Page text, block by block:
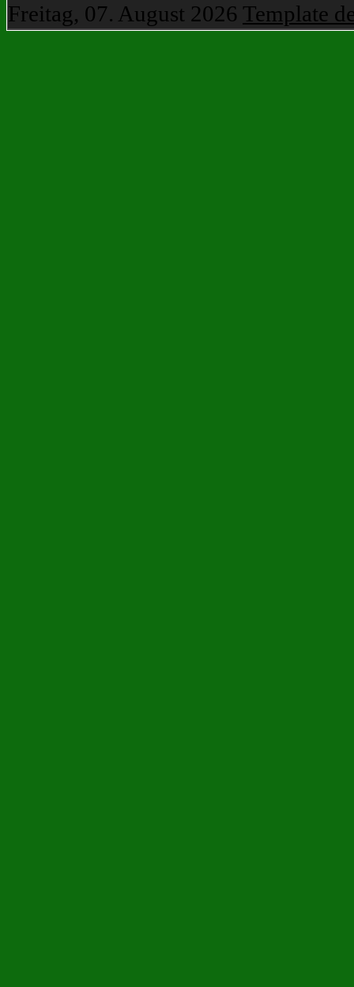
Freitag, 07. August 2026 Template